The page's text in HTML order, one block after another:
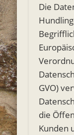
Die
GVO)
die
Kunden